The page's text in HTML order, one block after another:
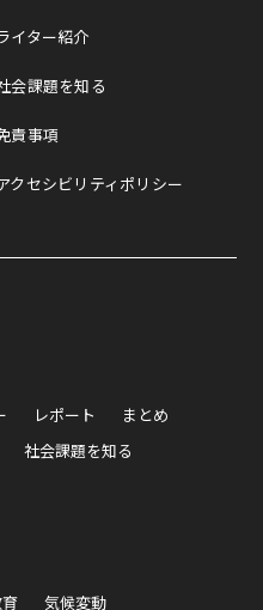
イター紹介
会課題を知る
責事項
クセシビリティポリシー
レポート
まとめ
社会課題を知る
気候変動